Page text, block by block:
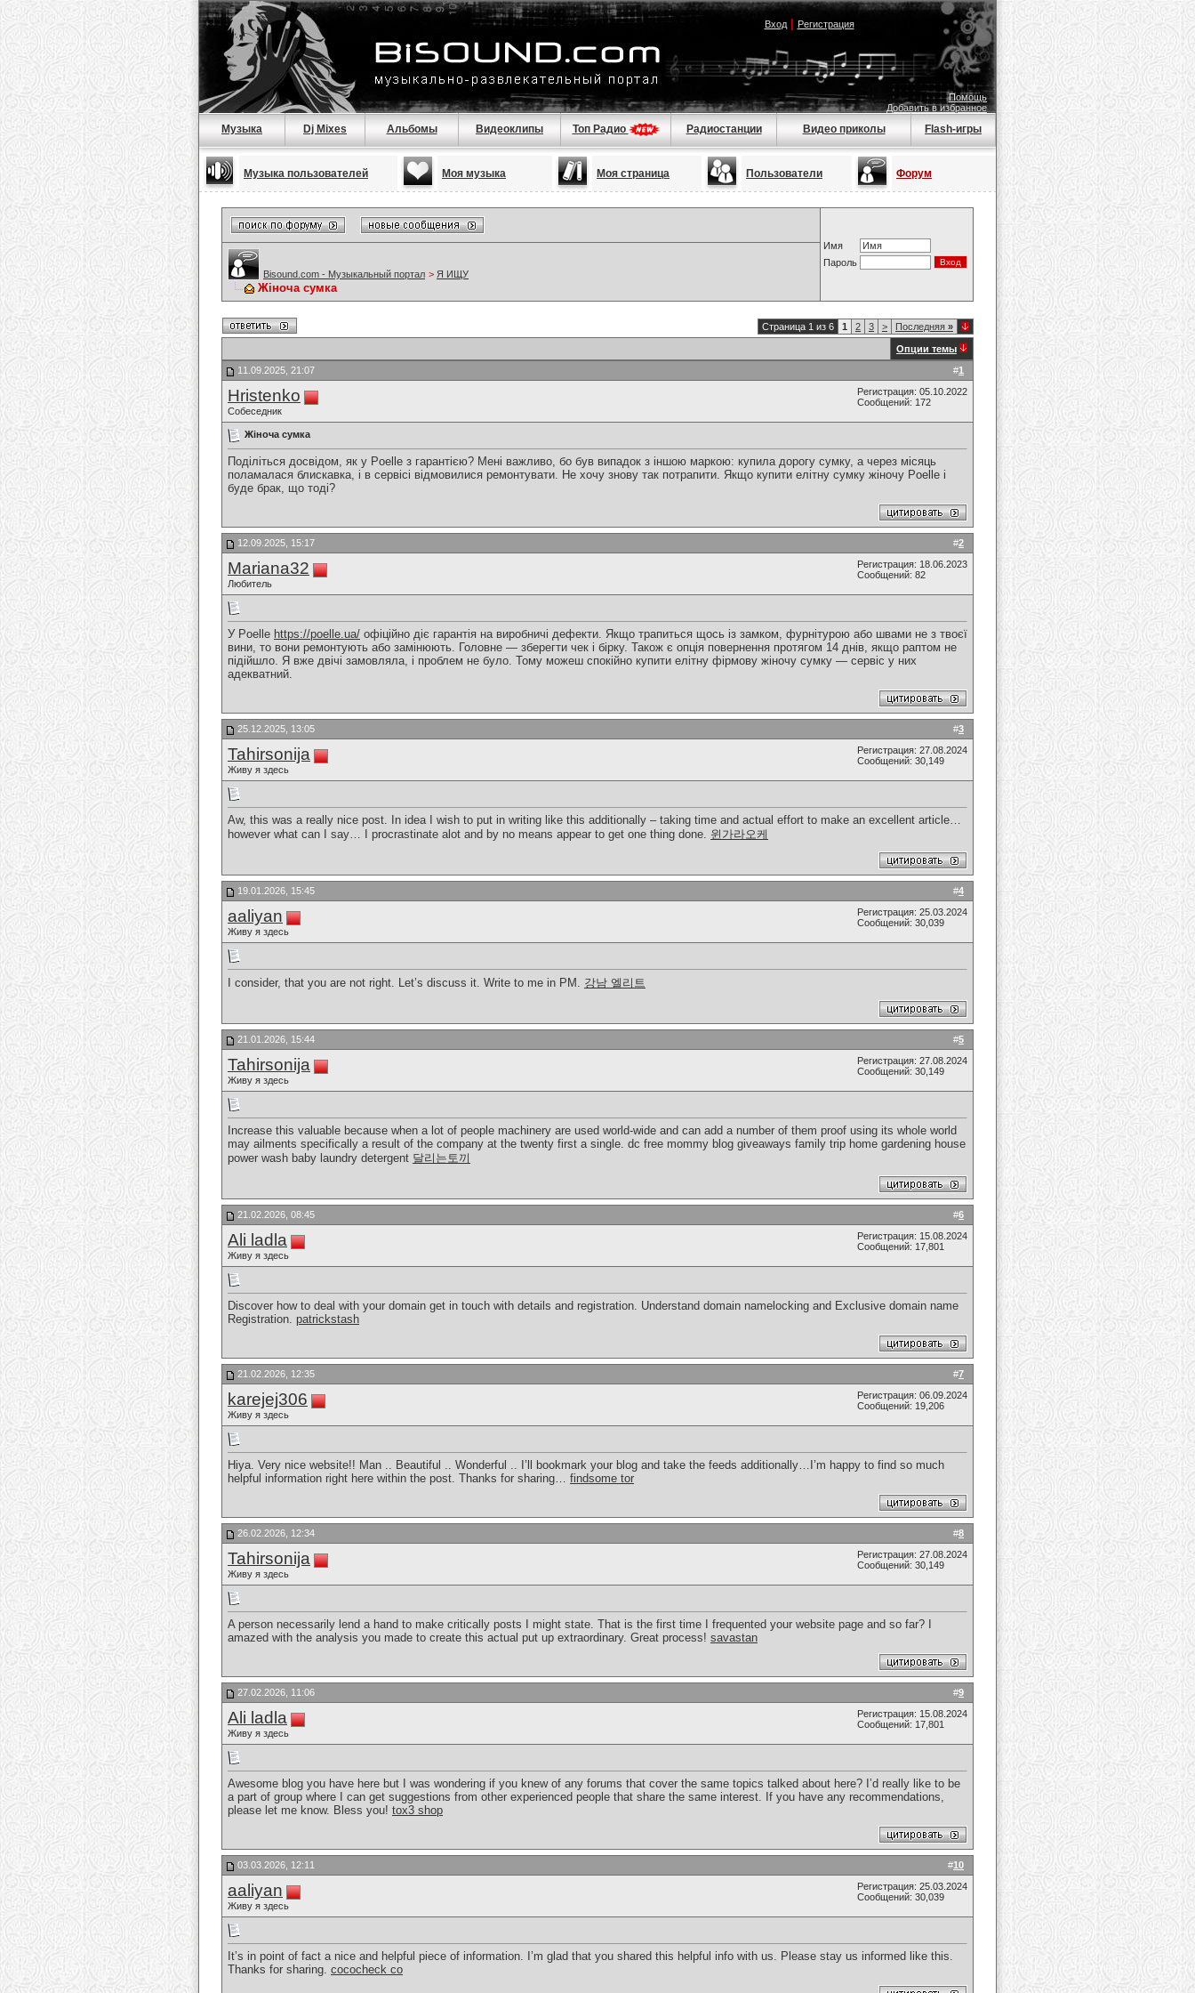
Вход| Регистрация
Помощь
Добавить в избранное
Музыка Dj Mixes Альбомы Видеоклипы Топ Радио Радиостанции Видео приколы Flash-игры
Музыка пользователей Моя музыка Моя страница Пользователи Форум
Имя
Пароль
Bisound.com - Музыкальный портал > Я ИЩУ
Жіноча сумка
Страница 1 из 6 1 2 3 > Последняя »
Опции темы
#1
11.09.2025, 21:07
Hristenko
Собеседник
Регистрация: 05.10.2022
Сообщений: 172
Жіноча сумка
Поділіться досвідом, як у Poelle з гарантією? Мені важливо, бо був випадок з іншою маркою: купила дорогу сумку, а через місяць
поламалася блискавка, і в сервісі відмовилися ремонтувати. Не хочу знову так потрапити. Якщо купити елітну сумку жіночу Poelle і
буде брак, що тоді?
#2
12.09.2025, 15:17
Mariana32
Любитель
Регистрация: 18.06.2023
Сообщений: 82
У Poelle https://poelle.ua/ офіційно діє гарантія на виробничі дефекти. Якщо трапиться щось із замком, фурнітурою або швами не з твоєї
вини, то вони ремонтують або замінюють. Головне — зберегти чек і бірку. Також є опція повернення протягом 14 днів, якщо раптом не
підійшло. Я вже двічі замовляла, і проблем не було. Тому можеш спокійно купити елітну фірмову жіночу сумку — сервіс у них
адекватний.
#3
25.12.2025, 13:05
Tahirsonija
Живу я здесь
Регистрация: 27.08.2024
Сообщений: 30,149
Aw, this was a really nice post. In idea I wish to put in writing like this additionally – taking time and actual effort to make an excellent article…
however what can I say… I procrastinate alot and by no means appear to get one thing done. 윈가라오케
#4
19.01.2026, 15:45
aaliyan
Живу я здесь
Регистрация: 25.03.2024
Сообщений: 30,039
I consider, that you are not right. Let’s discuss it. Write to me in PM. 강남 엘리트
#5
21.01.2026, 15:44
Tahirsonija
Живу я здесь
Регистрация: 27.08.2024
Сообщений: 30,149
Increase this valuable because when a lot of people machinery are used world-wide and can add a number of them proof using its whole world
may ailments specifically a result of the company at the twenty first a single. dc free mommy blog giveaways family trip home gardening house
power wash baby laundry detergent 달리는토끼
#6
21.02.2026, 08:45
Ali ladla
Живу я здесь
Регистрация: 15.08.2024
Сообщений: 17,801
Discover how to deal with your domain get in touch with details and registration. Understand domain namelocking and Exclusive domain name
Registration. patrickstash
#7
21.02.2026, 12:35
karejej306
Живу я здесь
Регистрация: 06.09.2024
Сообщений: 19,206
Hiya. Very nice website!! Man .. Beautiful .. Wonderful .. I’ll bookmark your blog and take the feeds additionally…I’m happy to find so much
helpful information right here within the post. Thanks for sharing… findsome tor
#8
26.02.2026, 12:34
Tahirsonija
Живу я здесь
Регистрация: 27.08.2024
Сообщений: 30,149
A person necessarily lend a hand to make critically posts I might state. That is the first time I frequented your website page and so far? I
amazed with the analysis you made to create this actual put up extraordinary. Great process! savastan
#9
27.02.2026, 11:06
Ali ladla
Живу я здесь
Регистрация: 15.08.2024
Сообщений: 17,801
Awesome blog you have here but I was wondering if you knew of any forums that cover the same topics talked about here? I’d really like to be
a part of group where I can get suggestions from other experienced people that share the same interest. If you have any recommendations,
please let me know. Bless you! tox3 shop
#10
03.03.2026, 12:11
aaliyan
Живу я здесь
Регистрация: 25.03.2024
Сообщений: 30,039
It’s in point of fact a nice and helpful piece of information. I’m glad that you shared this helpful info with us. Please stay us informed like this.
Thanks for sharing. cococheck co